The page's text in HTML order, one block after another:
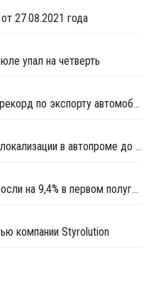
27.08.2021 года
упал на четверть
Renault в 2019 году установила рекорд по экспорту автомобилей российской сборки
Требования ЕЭК по повышению локализации в автопроме до 50% могут отложить на 2022–2025 годы
Продажи автомобилей в ЕС выросли на 9,4% в первом полугодии 2016 года
компании Styrolution